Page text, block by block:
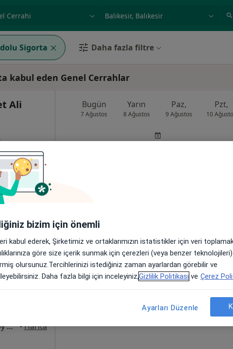
Sigorta Daha fazla filtre
kabul eden Genel Cerrahlar
Ali
Şehit Uzman Onbaşı Ulaş Mahallesi Açıkgöz Caddesi No:3 Şirintepe, Çanakkale •Harita
Bugün
7 Ağustos
Yarın
8 Ağustos
Paz,
9 Ağustos
Pzt,
10
Eroğlan Mahallesi Mehmet Akif Ersoy Caddesi No:1, Edremit •Harita
Bugün
7 Ağustos
Yarın
8 Ağustos
Paz,
9 Ağustos
Pzt,
10 Ağustos
Online randevu erişime kapalı
Profili Gör
bizim için önemli
kabul ederek, Şirketimiz ve ortaklarımızın istatistikler için veri
göre size içerik sunmak için çerezleri (veya benzer
olursunuz.Tercihlerinizi istediğiniz zaman ayarlardan görebilir ve
Daha fazla bilgi için inceleyiniz,Gizlilik Politikası ve Çerez
Ayarları Düzenle